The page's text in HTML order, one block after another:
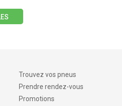
Trouvez vos pneus
Prendre rendez-vous
Promotions